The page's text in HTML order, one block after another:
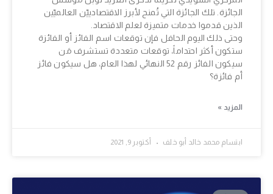
الجائزة. تلك الجائزة التي تُمنح لأبرز الاقتصادييّن العالميّين
الذين قدموا خدمات متميزة لعلم الاقتصاد.
وحتى ذلك اليوم الحافل فإن توقعات اسم الفائز أو الفائزة
ستكون أكثر احتداماً، توقعات متعددة تستشرف مَن
سيكون الفائز رقم 52 النهائي لهذا العام، هل سيكون فائز
أم فائزة؟
المزيد »
ابتسام محمد خالد أبو خلف أكتوبر 9, 2021